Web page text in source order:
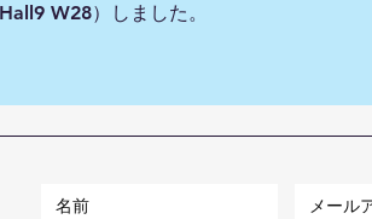
W28）しました。